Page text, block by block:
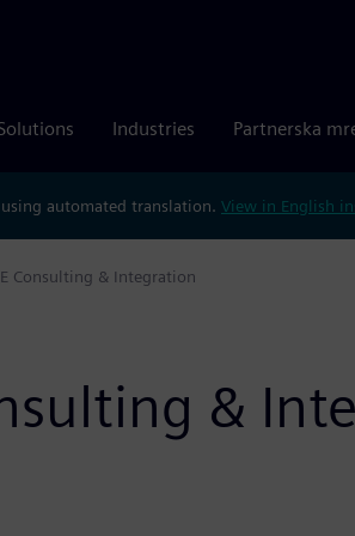
Industries Partnerska
automated translation. View in English
Consulting & Integration
&